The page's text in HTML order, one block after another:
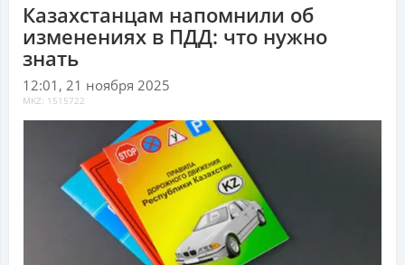
Казахстанцам напомнили об
изменениях в ПДД: что нужно
знать
12:01, 21 ноября 2025
MKZ: 1515722